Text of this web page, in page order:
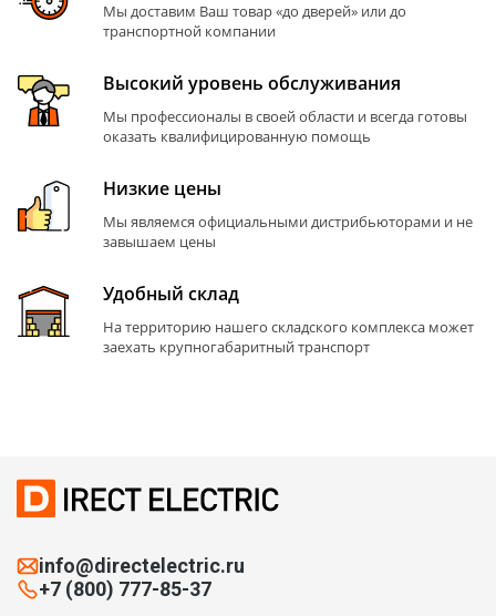
Мы доставим Ваш товар «до дверей» или до
транспортной компании
Высокий уровень обслуживания
Мы профессионалы в своей области и всегда готовы
оказать квалифицированную помощь
Низкие цены
Мы являемся официальными дистрибьюторами и не
завышаем цены
Удобный склад
На территорию нашего складского комплекса может
заехать крупногабаритный транспорт
info@directelectric.ru
+7 (800) 777-85-37